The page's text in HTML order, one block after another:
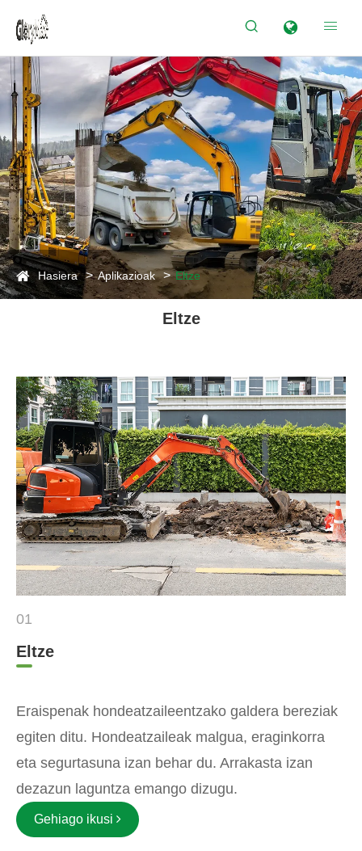
 
Hasiera Aplikazioak Eltze
Eltze
01
Eltze
Eraispenak hondeatzaileentzako galdera bereziak
egiten ditu. Hondeatzaileak malgua, eraginkorra
eta segurtasuna izan behar du. Arrakasta izan
dezazun laguntza emango dizugu.
Gehiago ikusi